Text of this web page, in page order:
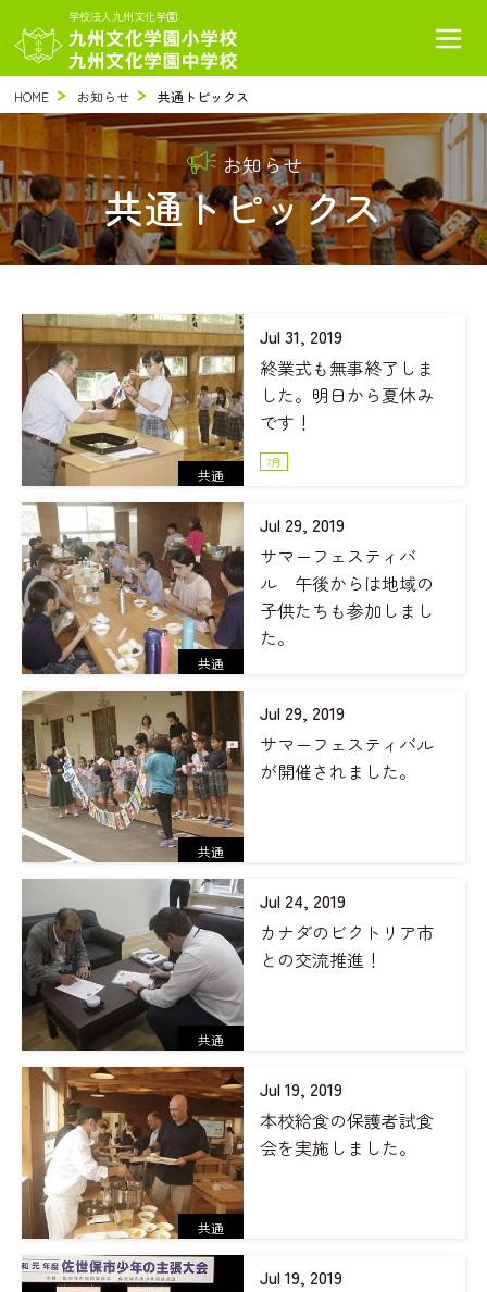
学校法人九州文化学園
HOME お知らせ 共通トピックス
お知らせ
共通トピックス
共通
Jul 31, 2019
終業式も無事終了しま
した。明日から夏休み
です！
7月
共通
Jul 29, 2019
サマーフェスティバ
ル 午後からは地域の
子供たちも参加しまし
た。
共通
Jul 29, 2019
サマーフェスティバル
が開催されました。
共通
Jul 24, 2019
カナダのビクトリア市
との交流推進！
共通
Jul 19, 2019
本校給食の保護者試食
会を実施しました。
Jul 19, 2019